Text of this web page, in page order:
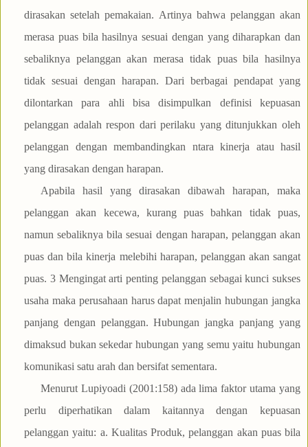
dirasakan setelah pemakaian. Artinya bahwa pelanggan akan
merasa puas bila hasilnya sesuai dengan yang diharapkan dan
sebaliknya pelanggan akan merasa tidak puas bila hasilnya
tidak sesuai dengan harapan. Dari berbagai pendapat yang
dilontarkan para ahli bisa disimpulkan definisi kepuasan
pelanggan adalah respon dari perilaku yang ditunjukkan oleh
pelanggan dengan membandingkan ntara kinerja atau hasil
yang dirasakan dengan harapan.
Apabila hasil yang dirasakan dibawah harapan, maka
pelanggan akan kecewa, kurang puas bahkan tidak puas,
namun sebaliknya bila sesuai dengan harapan, pelanggan akan
puas dan bila kinerja melebihi harapan, pelanggan akan sangat
puas. 3 Mengingat arti penting pelanggan sebagai kunci sukses
usaha maka perusahaan harus dapat menjalin hubungan jangka
panjang dengan pelanggan. Hubungan jangka panjang yang
dimaksud bukan sekedar hubungan yang semu yaitu hubungan
komunikasi satu arah dan bersifat sementara.
Menurut Lupiyoadi (2001:158) ada lima faktor utama yang
perlu diperhatikan dalam kaitannya dengan kepuasan
pelanggan yaitu: a. Kualitas Produk, pelanggan akan puas bila